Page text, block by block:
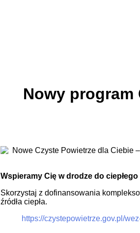
Nowy program
Wspieramy Cię w drodze do
Skorzystaj z dofinansowania
źródła ciepła.
https://czystepowietrze.gov.pl/